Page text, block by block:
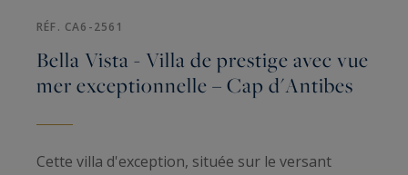
RÉF. CA6-2561
Bella Vista - Villa de prestige avec vue
mer exceptionnelle – Cap d'Antibes
Cette villa d'exception, située sur le versant